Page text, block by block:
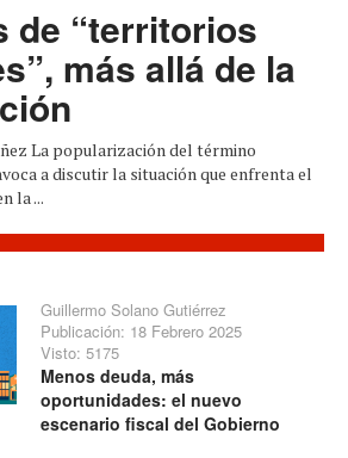
de “territorios
más allá de la
La popularización del término
a discutir la situación que enfrenta el
la ...
Guillermo Solano Gutiérrez
Publicación: 18 Febrero 2025
Visto: 5175
Menos deuda, más
oportunidades: el nuevo
escenario fiscal del Gobierno